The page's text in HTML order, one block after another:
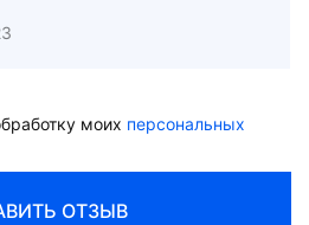
моих персональных
ОТЗЫВ